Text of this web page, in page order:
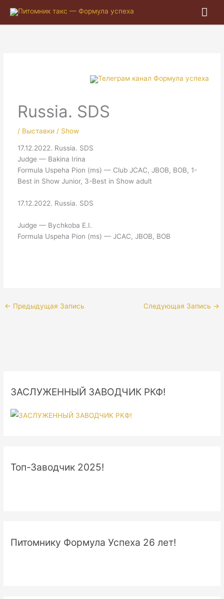
Russia. SDS
/ Выставки / Show
17.12.2022. Russia. SDS
Judge — Bakina Irina
Formula Uspeha Pion (ms) — Club JCAC, JBOB, BOB, 1-
Best in Show Junior, 3-Best in Show adult
17.12.2022. Russia. SDS
Judge — Bychkoba E.I.
Formula Uspeha Pion (ms) — JCAC, JBOB, BOB
← Предыдущая Запись Следующая Запись →
ЗАСЛУЖЕННЫЙ ЗАВОДЧИК РКФ!
Топ-Заводчик 2025!
Питомнику Формула Успеха 26 лет!